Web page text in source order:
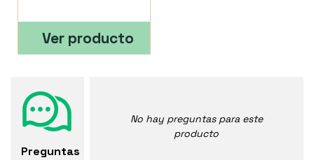
Ver producto
Preguntas
No hay preguntas para este
producto